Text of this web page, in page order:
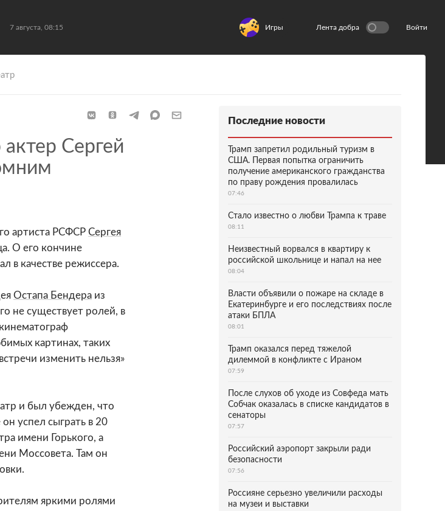
7 августа, 08:15 Игры Лента добра Войти
Сергей
артиста РСФСР Сергея
О его кончине
в качестве режиссера.
Остапа Бендера из
не существует ролей, в
картинах, таких
изменить нельзя»
и был убежден, что
успел сыграть в 20
имени Горького, а
Моссовета. Там он
яркими ролями
Последние новости
Трамп запретил родильный туризм в
США. Первая попытка ограничить
получение американского гражданства
по праву рождения провалилась
07:46
Стало известно о любви Трампа к траве
08:11
Неизвестный ворвался в квартиру к
российской школьнице и напал на нее
08:04
Власти объявили о пожаре на складе в
Екатеринбурге и его последствиях после
атаки БПЛА
08:01
Трамп оказался перед тяжелой
дилеммой в конфликте с Ираном
07:59
После слухов об уходе из Совфеда мать
Собчак оказалась в списке кандидатов в
сенаторы
07:57
Российский аэропорт закрыли ради
безопасности
07:56
Россияне серьезно увеличили расходы
на музеи и выставки